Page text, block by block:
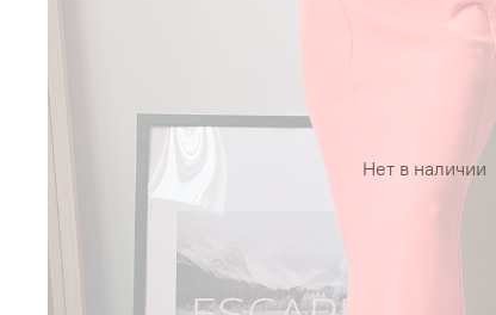
Нет в наличии